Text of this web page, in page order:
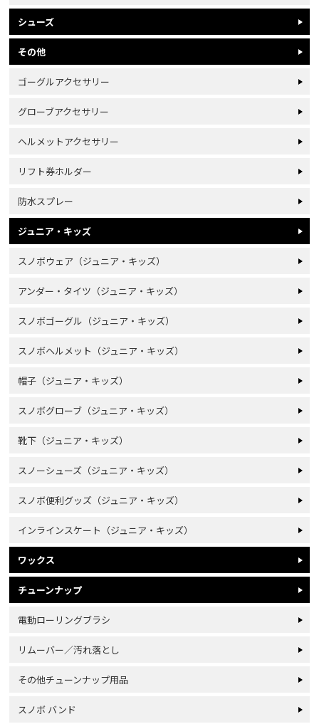
シューズ
その他
ゴーグルアクセサリー
グローブアクセサリー
ヘルメットアクセサリー
リフト券ホルダー
防水スプレー
ジュニア・キッズ
スノボウェア（ジュニア・キッズ）
アンダー・タイツ（ジュニア・キッズ）
スノボゴーグル（ジュニア・キッズ）
スノボヘルメット（ジュニア・キッズ）
帽子（ジュニア・キッズ）
スノボグローブ（ジュニア・キッズ）
靴下（ジュニア・キッズ）
スノーシューズ（ジュニア・キッズ）
スノボ便利グッズ（ジュニア・キッズ）
インラインスケート（ジュニア・キッズ）
ワックス
チューンナップ
電動ローリングブラシ
リムーバー／汚れ落とし
その他チューンナップ用品
スノボ バンド